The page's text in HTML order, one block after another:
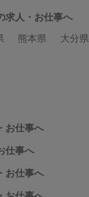
求人・お仕事へ
熊本県 大分県
お仕事へ
仕事へ
お仕事へ